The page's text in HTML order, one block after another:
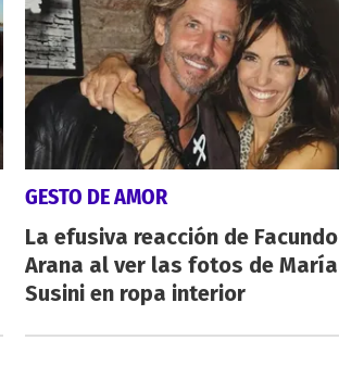
GESTO DE AMOR
La efusiva reacción de Facundo
Arana al ver las fotos de María
Susini en ropa interior